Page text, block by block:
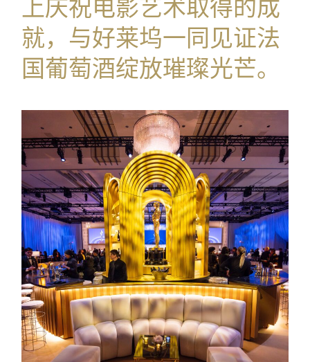
上庆祝电影艺术取得的成
就，与好莱坞一同见证法
国葡萄酒绽放璀璨光芒。